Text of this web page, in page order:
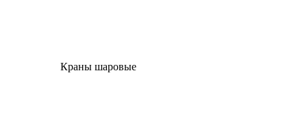
Краны шаровые